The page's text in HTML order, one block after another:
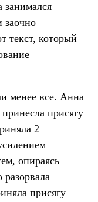
занимался
заочно
текст, который
менее все. Анна
присягу
2
опираясь
присягу